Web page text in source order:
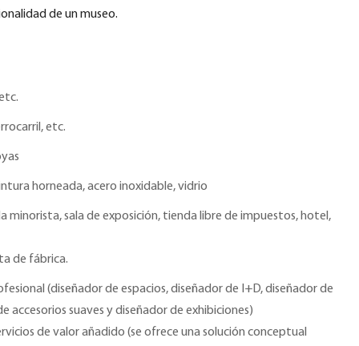
de un museo.
etc.
horneada, acero inoxidable, vidrio
minorista, sala de exposición, tienda libre de impuestos, hotel,
de fábrica.
(diseñador de espacios, diseñador de I+D, diseñador de
accesorios suaves y diseñador de exhibiciones)
de valor añadido (se ofrece una solución conceptual